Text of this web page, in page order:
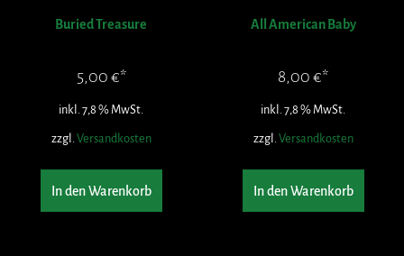
Buried Treasure
5,00 €
inkl. 7,8 % MwSt.
zzgl.Versandkosten
In den Warenkorb
All American Baby
8,00 €
inkl. 7,8 % MwSt.
zzgl.Versandkosten
In den Warenkorb